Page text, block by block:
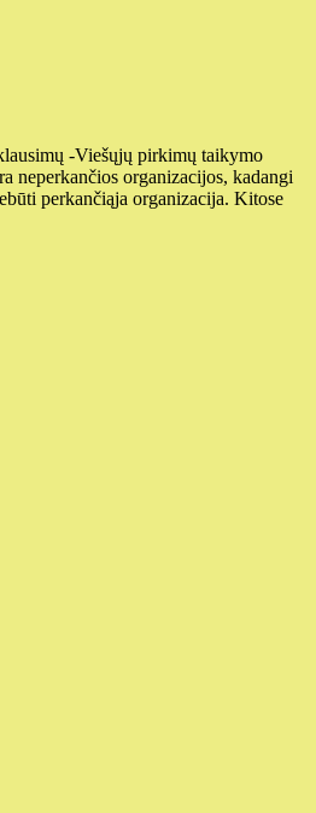
-Viešųjų pirkimų taikymo
neperkančios organizacijos, kadangi
perkančiąja organizacija. Kitose